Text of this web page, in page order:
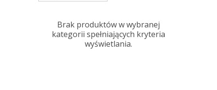
Brak produktów w wybranej
kategorii spełniających kryteria
wyświetlania.